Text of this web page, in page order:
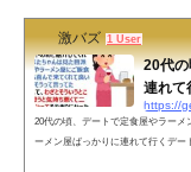
激バズ 1 User
20代
連れて
https://
20代の頃、デートで定食屋やラーメ
ーメン屋ばっかりに連れて行くデー